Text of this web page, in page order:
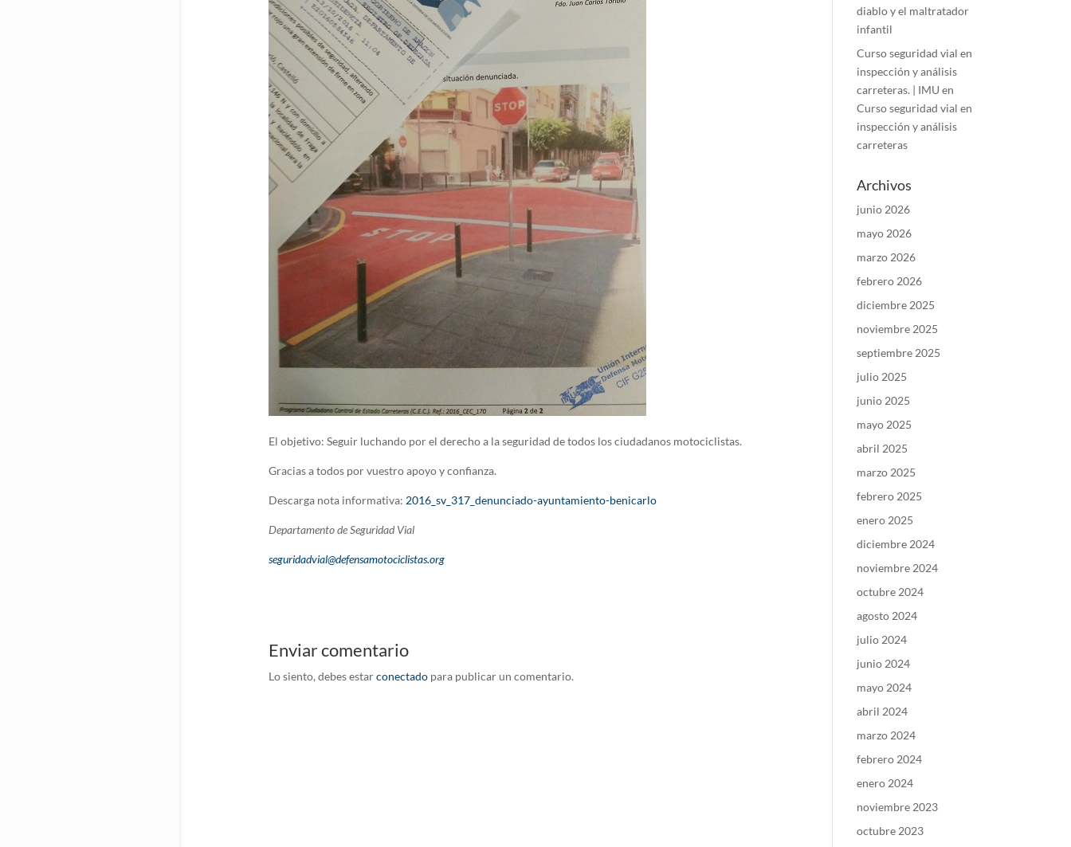
El objetivo: Seguir luchando por el derecho a la seguridad de todos los ciudadanos motociclistas.
Gracias a todos por vuestro apoyo y confianza.
Descarga nota informativa: 2016_sv_317_denunciado-ayuntamiento-benicarlo
Departamento de Seguridad Vial
seguridadvial@defensamotociclistas.org
Enviar comentario
Lo siento, debes estarconectadopara publicar un comentario.
diablo y el maltratador
infantil
Curso seguridad vial en
inspección y análisis
carreteras. | IMU en
Curso seguridad vial en
inspección y análisis
carreteras
Archivos
junio 2026
mayo 2026
marzo 2026
febrero 2026
diciembre 2025
noviembre 2025
septiembre 2025
julio 2025
junio 2025
mayo 2025
abril 2025
marzo 2025
febrero 2025
enero 2025
diciembre 2024
noviembre 2024
octubre 2024
agosto 2024
julio 2024
junio 2024
mayo 2024
abril 2024
marzo 2024
febrero 2024
enero 2024
noviembre 2023
octubre 2023